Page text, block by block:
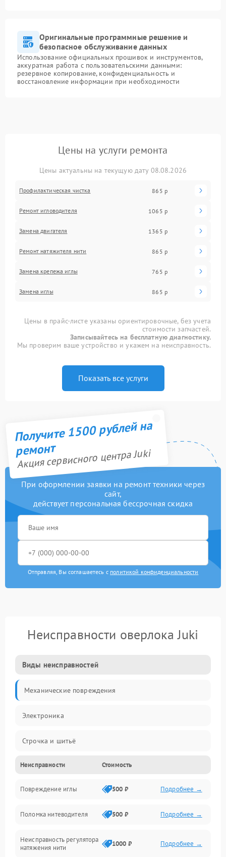
Оригинальные программные решение и
безопасное обслуживание данных
Использование официальных прошивок и инструментов,
аккуратная работа с пользовательскими данными:
резервное копирование, конфиденциальность и
восстановление информации при необходимости
Цены на услуги ремонта
Цены актуальны на текущую дату 08.08.2026
Профилактическая чистка 865 р
Ремонт игловодителя 1065 р
Замена двигателя 1365 р
Ремонт натяжителя нити 865 р
Замена крепежа иглы 765 р
Замена иглы 865 р
Цены в прайс-листе указаны ориентировочные, без учета
стоимости запчастей.
Записывайтесь на бесплатную диагностику.
Мы проверим ваше устройство и укажем на неисправность.
Показать все услуги
Получите 1500 рублей на
ремонт
Акция сервисного центра Juki
При оформлении заявки на ремонт техники через
сайт,
действует персональная бессрочная скидка
Отправляя, Вы соглашаетесь с политикой конфиденциальности
Неисправности оверлока Juki
Виды неисправностей
Механические повреждения
Электроника
Строчка и шитьё
Прочие неисправности
Подача ткани
Игловодитель и механизмы
Ножи и обрезка
Неисправности Стоимость
Повреждение иглы 500 ₽ Подробнее →
Поломка нитеводителя 500 ₽ Подробнее →
Неисправность регулятора
натяжения нити
1000 ₽ Подробнее →